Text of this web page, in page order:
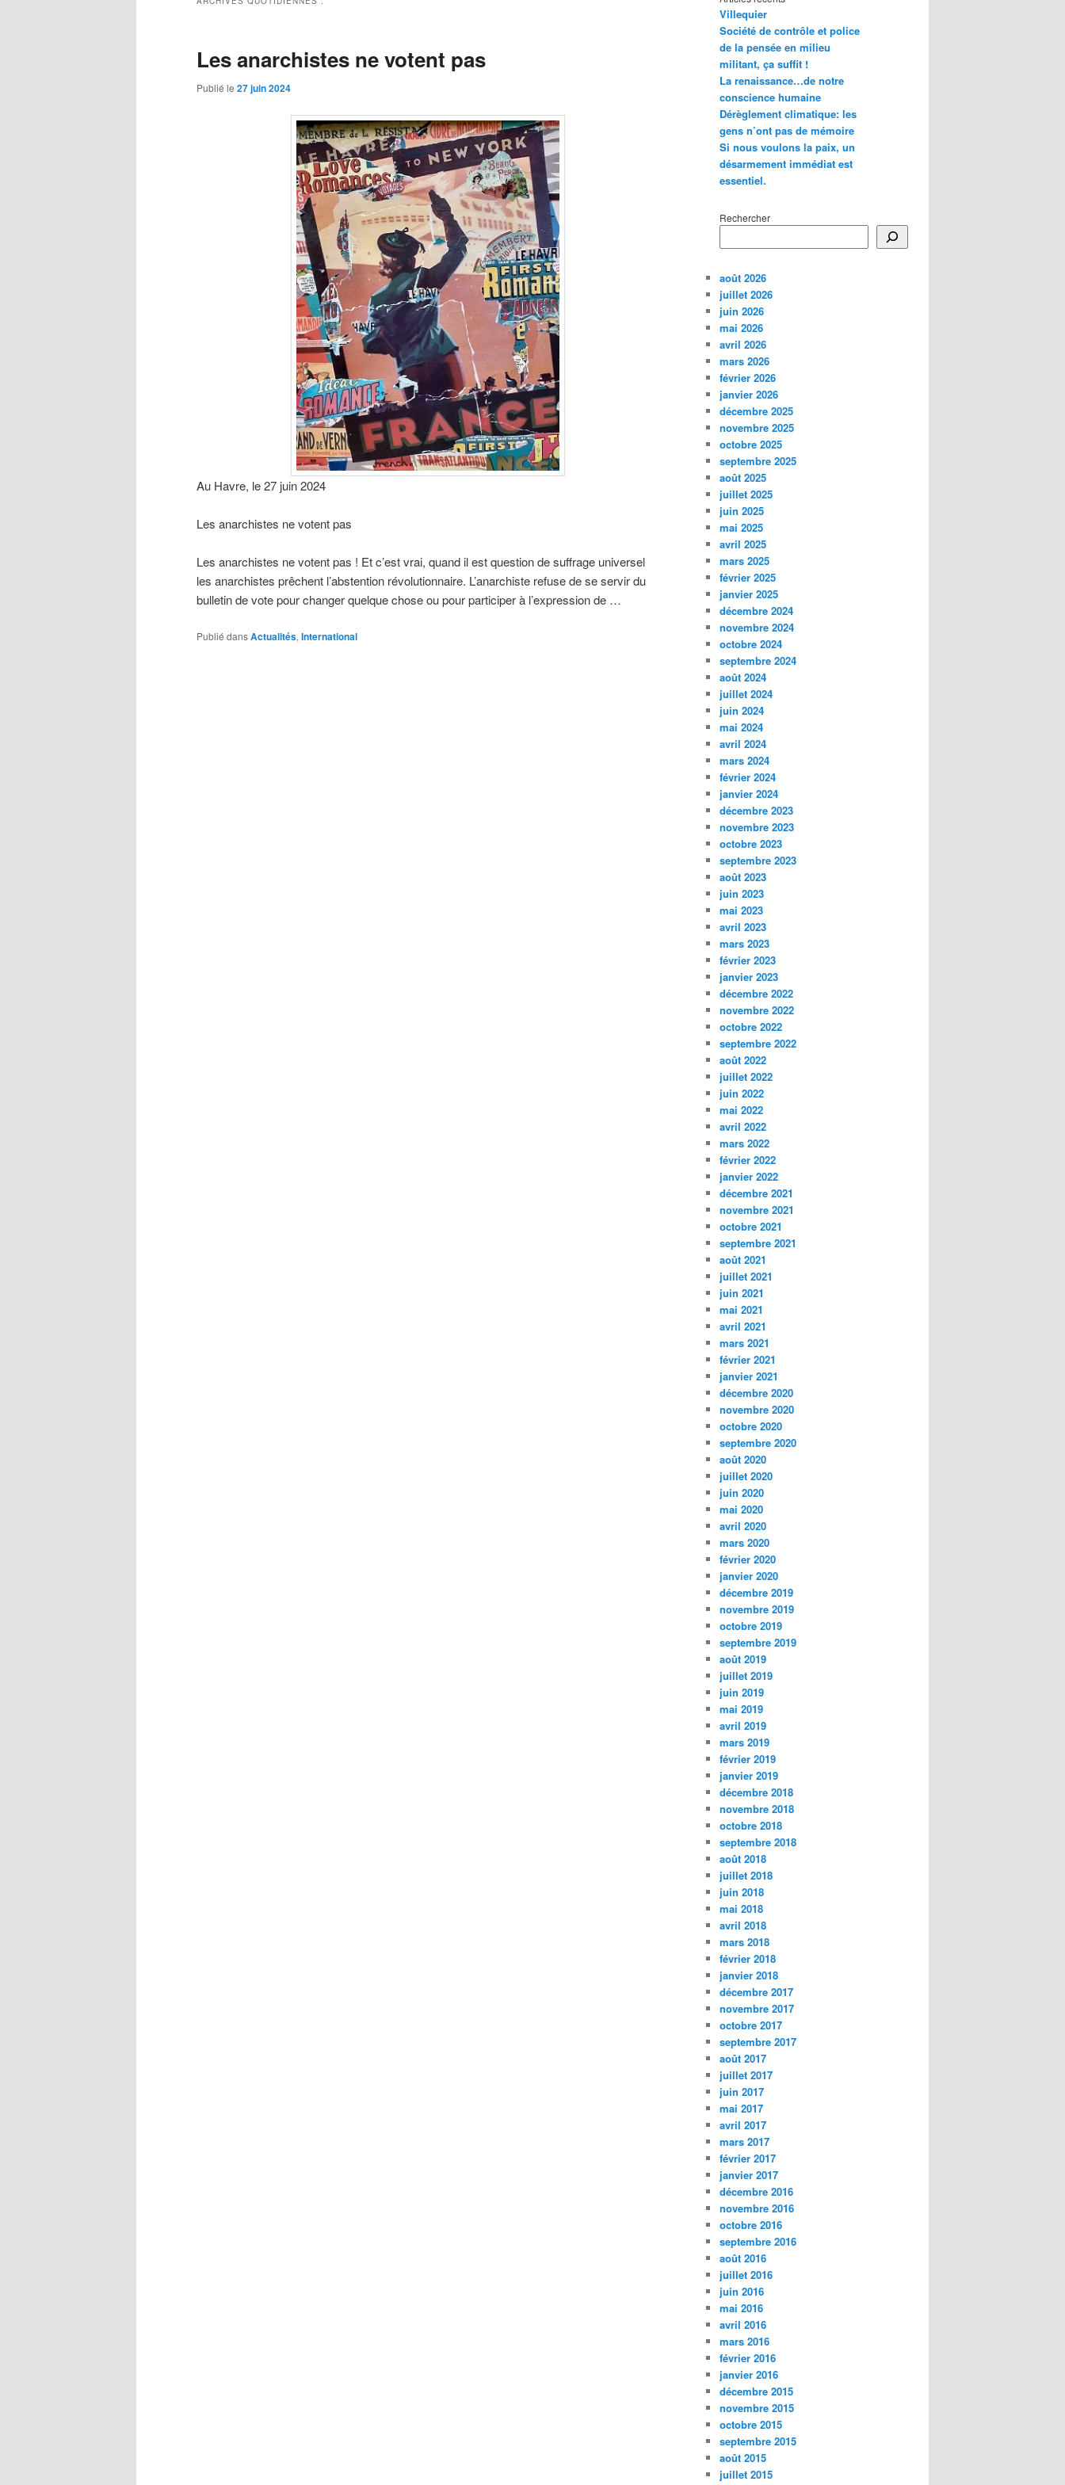
Les anarchistes ne votent pas
Publié le 27 juin 2024
Au Havre, le 27 juin 2024
Les anarchistes ne votent pas
Les anarchistes ne votent pas ! Et c’est vrai, quand il est question de suffrage universel
les anarchistes prêchent l’abstention révolutionnaire. L’anarchiste refuse de se servir du
bulletin de vote pour changer quelque chose ou pour participer à l’expression de …
Publié dansActualités, International
Villequier
Société de contrôle et police
de la pensée en milieu
militant, ça suffit !
La renaissance…de notre
conscience humaine
Dérèglement climatique: les
gens n’ont pas de mémoire
Si nous voulons la paix, un
désarmement immédiat est
essentiel.
Rechercher
août 2026
juillet 2026
juin 2026
mai 2026
avril 2026
mars 2026
février 2026
janvier 2026
décembre 2025
novembre 2025
octobre 2025
septembre 2025
août 2025
juillet 2025
juin 2025
mai 2025
avril 2025
mars 2025
février 2025
janvier 2025
décembre 2024
novembre 2024
octobre 2024
septembre 2024
août 2024
juillet 2024
juin 2024
mai 2024
avril 2024
mars 2024
février 2024
janvier 2024
décembre 2023
novembre 2023
octobre 2023
septembre 2023
août 2023
juin 2023
mai 2023
avril 2023
mars 2023
février 2023
janvier 2023
décembre 2022
novembre 2022
octobre 2022
septembre 2022
août 2022
juillet 2022
juin 2022
mai 2022
avril 2022
mars 2022
février 2022
janvier 2022
décembre 2021
novembre 2021
octobre 2021
septembre 2021
août 2021
juillet 2021
juin 2021
mai 2021
avril 2021
mars 2021
février 2021
janvier 2021
décembre 2020
novembre 2020
octobre 2020
septembre 2020
août 2020
juillet 2020
juin 2020
mai 2020
avril 2020
mars 2020
février 2020
janvier 2020
décembre 2019
novembre 2019
octobre 2019
septembre 2019
août 2019
juillet 2019
juin 2019
mai 2019
avril 2019
mars 2019
février 2019
janvier 2019
décembre 2018
novembre 2018
octobre 2018
septembre 2018
août 2018
juillet 2018
juin 2018
mai 2018
avril 2018
mars 2018
février 2018
janvier 2018
décembre 2017
novembre 2017
octobre 2017
septembre 2017
août 2017
juillet 2017
juin 2017
mai 2017
avril 2017
mars 2017
février 2017
janvier 2017
décembre 2016
novembre 2016
octobre 2016
septembre 2016
août 2016
juillet 2016
juin 2016
mai 2016
avril 2016
mars 2016
février 2016
janvier 2016
décembre 2015
novembre 2015
octobre 2015
septembre 2015
août 2015
juillet 2015